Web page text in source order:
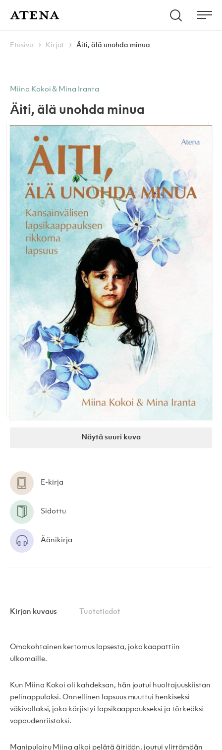
Atena Kustannus Hae
Navigoi
Etusivu
Kirjat Äiti, älä unohda minua
Miina Kokoi & Mina Iranta
Äiti, älä unohda minua
Näytä suuri kuva
E-kirja
Sidottu
Äänikirja
Kirjan kuvaus Tuotetiedot
Omakohtainen kertomus lapsesta, joka kaapattiin
ulkomaille.
Kun Miina Kokoi oli kahdeksan, hän joutui huoltajuuskiistan
pelinappulaksi. Onnellinen lapsuus muuttui henkiseksi
väkivallaksi, joka kärjistyi lapsikaappaukseksi ja törkeäksi
vapaudenriistoksi.
Manipuloitu Miina alkoi pelätä äitiään, joutui ylittämään